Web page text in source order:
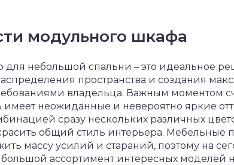
модульного шкафа
небольшой спальни – это идеальное
пространства и создания
владельца. Важным моментом
имеет неожиданные и невероятно яркие
сразу нескольких различных
общий стиль интерьера. Мебельные
массу усилий и стараний, поэтому на
большой ассортимент интересных моделей